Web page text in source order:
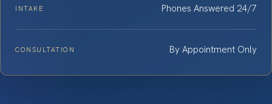
INTAKE Phones Answered 24/7
CONSULTATION By Appointment Only